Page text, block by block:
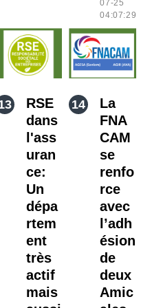
07-25
04:07:29
RSE
dans
l'ass
uran
ce:
Un
dépa
rtem
ent
très
actif
mais
La
FNA
CAM
se
renfo
rce
avec
l’adh
ésion
de
deux
Amic